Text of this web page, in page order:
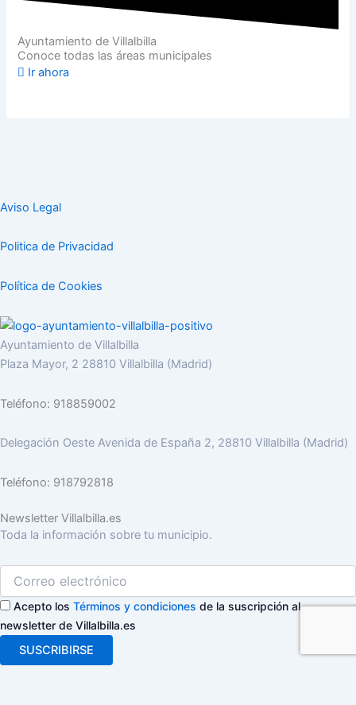
Ayuntamiento de Villalbilla
Conoce todas las áreas municipales
Ir ahora
Aviso Legal
Politica de Privacidad
Política de Cookies
Ayuntamiento de Villalbilla
Plaza Mayor, 2 28810 Villalbilla (Madrid)
Teléfono: 918859002
Delegación Oeste Avenida de España 2, 28810 Villalbilla (Madrid)
Teléfono: 918792818
Newsletter Villalbilla.es
Toda la información sobre tu municipio.
Acepto los Términos y condiciones de la suscripción al
newsletter de Villalbilla.es
SUSCRIBIRSE